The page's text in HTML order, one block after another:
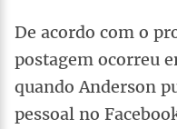
De acordo com o
postagem ocorreu
quando Anderson
pessoal no